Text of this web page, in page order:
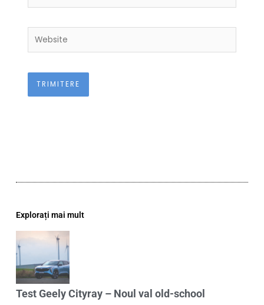
Website
Explorați mai mult
Test Geely Cityray – Noul val old-school